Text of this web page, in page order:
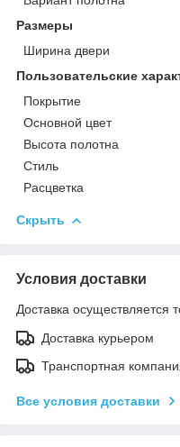
Размеры
Ширина двери
Пользовательские
Покрытие
Основной цвет
Высота полотна
Стиль
Расцветка
Скрыть
Условия доставки
Доставка осуществляется
Доставка курьером
Транспортная
Все условия доставки